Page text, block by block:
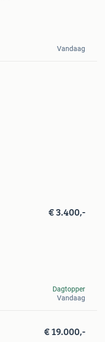
Vandaag
€ 3.400,-
Dagtopper
Vandaag
€ 19.000,-